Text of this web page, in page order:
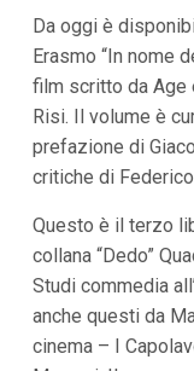
n
u
i
p
i
n
i
p
a
l
i
V
a
Da oggi è
Erasmo “In nome
film scritto da Age
Risi. Il volume è
prefazione di
critiche di
Questo è il terzo
collana “Dedo”
Studi commedia
anche questi da
cinema – I